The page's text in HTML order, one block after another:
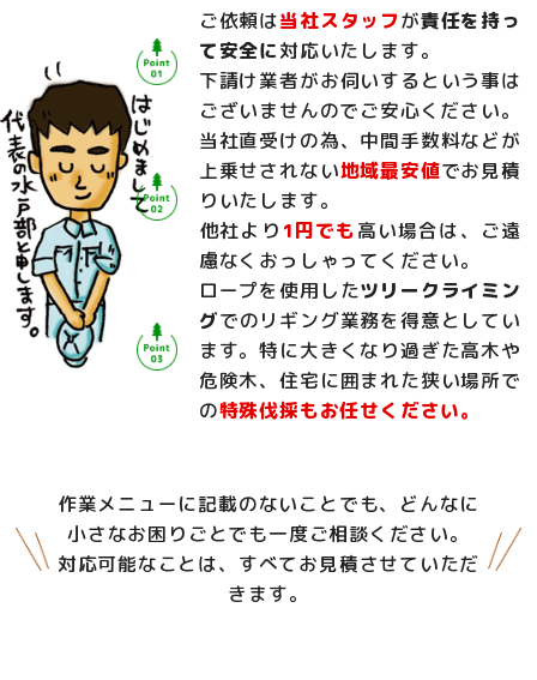
ご依頼は当社スタッフが責任を持っ
て安全に対応いたします。
下請け業者がお伺いするという事は
ございませんのでご安心ください。
当社直受けの為、中間手数料などが
上乗せされない地域最安値でお見積
りいたします。
他社より 1円でも高い場合は、ご遠
慮なくおっしゃってください。
ロープを使用したツリークライミン
グでのリギング業務を得意としてい
ます。特に大きくなり過ぎた高木や
危険木、住宅に囲まれた狭い場所で
の特殊伐採もお任せください。
作業メニューに記載のないことでも、どんなに
小さなお困りごとでも一度ご相談ください。
対応可能なことは、すべてお見積させていただ
きます。